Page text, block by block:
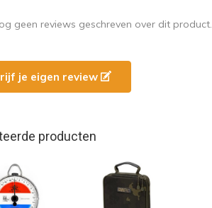
geen reviews geschreven over dit product.
je eigen review
producten